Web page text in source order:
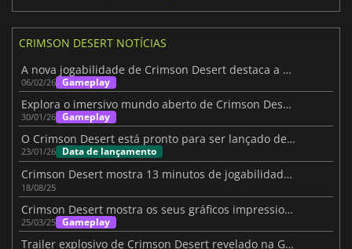
CRIMSON DESERT NOTÍCIAS
A nova jogabilidade de Crimson Desert destaca a progressão flexível
06/02/26 Gameplay
Explora o imersivo mundo aberto de Crimson Desert
30/01/26 Gameplay
O Crimson Desert está pronto para ser lançado depois de ter sido classificado como Ouro
23/01/26 Data de lançamento
Crimson Desert mostra 13 minutos de jogabilidade impressionante
18/08/25
Crimson Desert mostra os seus gráficos impressionantes
25/03/25 Gameplay
Trailer explosivo de Crimson Desert revelado na Gamescom